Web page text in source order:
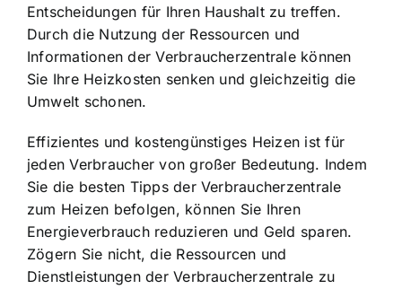
Entscheidungen für Ihren Haushalt zu treffen.
Durch die Nutzung der Ressourcen und
Informationen der Verbraucherzentrale können
Sie Ihre Heizkosten senken und gleichzeitig die
Umwelt schonen.
Effizientes und kostengünstiges Heizen ist für
jeden Verbraucher von großer Bedeutung. Indem
Sie die besten Tipps der Verbraucherzentrale
zum Heizen befolgen, können Sie Ihren
Energieverbrauch reduzieren und Geld sparen.
Zögern Sie nicht, die Ressourcen und
Dienstleistungen der Verbraucherzentrale zu